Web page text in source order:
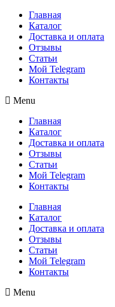
Главная
Каталог
Доставка и оплата
Отзывы
Статьи
Мой Telegram
Контакты
Menu
Главная
Каталог
Доставка и оплата
Отзывы
Статьи
Мой Telegram
Контакты
Главная
Каталог
Доставка и оплата
Отзывы
Статьи
Мой Telegram
Контакты
Menu